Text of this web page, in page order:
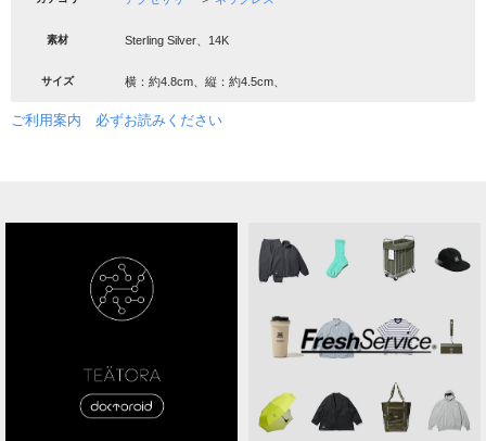
素材 Sterling Silver、14K
サイズ 横：約4.8cm、縦：約4.5cm、
ご利用案内 必ずお読みください